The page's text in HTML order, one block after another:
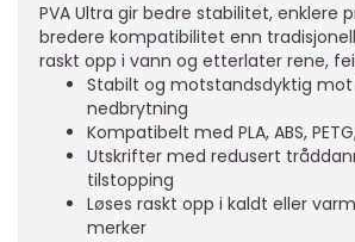
PVA Ultra gir bedre stabilitet, enklere
bredere kompatibilitet enn tradisjonell
raskt opp i vann og etterlater rene,
Stabilt og motstandsdyktig
nedbrytning
Kompatibelt med PLA, ABS,
Utskrifter med redusert
tilstopping
Løses raskt opp i kaldt eller
merker